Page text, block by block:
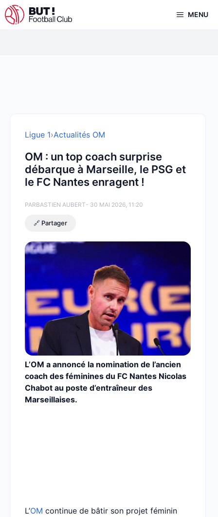
Aller
au
MENU
Ligue 1›Actualités OM
OM : un top coach surprise
débarque à Marseille, le PSG et
le FC Nantes enragent !
PARBASTIEN AUBERT- 30 MAI 2026, 11:20
🔗 Partager
L’OM a annoncé la nomination de l’ancien
coach des féminines du FC Nantes Nicolas
Chabot au poste d’entraîneur des
Marseillaises.
L’OM continue de bâtir son projet féminin